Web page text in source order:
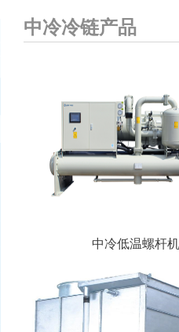
中冷冷链产品
中冷低温螺杆